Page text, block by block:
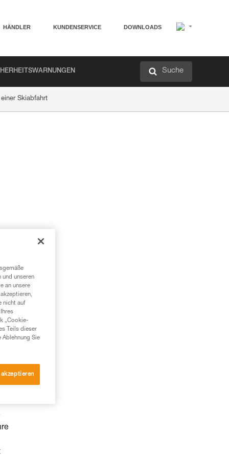
HÄNDLER KUNDENSERVICE DOWNLOADS
Suche
Skiabfahrt
und unseren
an unsere
nicht auf
„Cookie-
Teils dieser
Ablehnung Sie